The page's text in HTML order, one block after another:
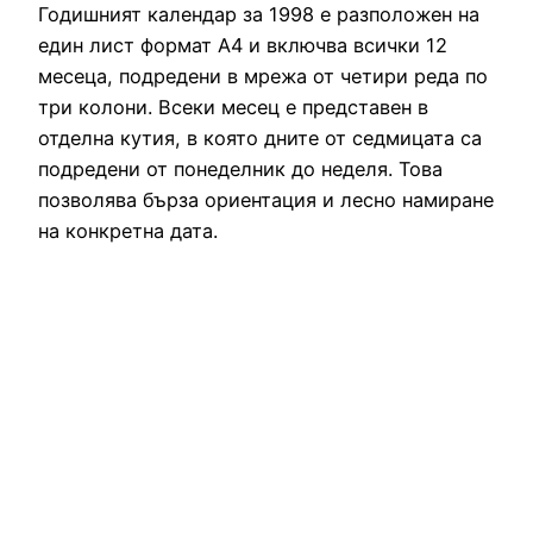
Годишният календар за 1998 е разположен на
един лист формат А4 и включва всички 12
месеца, подредени в мрежа от четири реда по
три колони. Всеки месец е представен в
отделна кутия, в която дните от седмицата са
подредени от понеделник до неделя. Това
позволява бърза ориентация и лесно намиране
на конкретна дата.